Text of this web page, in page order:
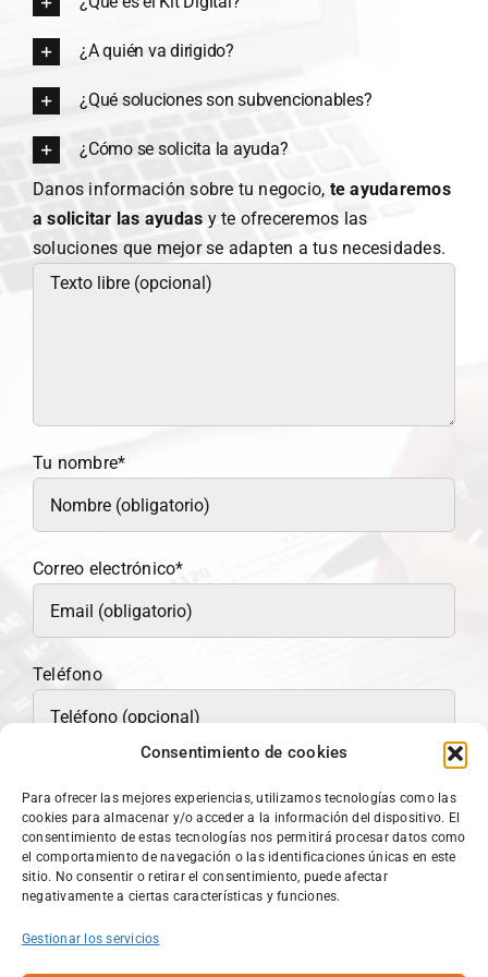
Consentimiento de cookies
Para ofrecer las mejores experiencias, utilizamos tecnologías como las
cookies para almacenar y/o acceder a la información del dispositivo. El
consentimiento de estas tecnologías nos permitirá procesar datos como
el comportamiento de navegación o las identificaciones únicas en este
sitio. No consentir o retirar el consentimiento, puede afectar
negativamente a ciertas características y funciones.
Gestionar los servicios
¿A quién va dirigido?
¿Qué soluciones son subvencionables?
¿Cómo se solicita la ayuda?
Danos información sobre tu negocio, te ayudaremos
a solicitar las ayudas y te ofreceremos las
soluciones que mejor se adapten a tus necesidades.
Tu nombre*
Correo electrónico*
Teléfono
privacidad.
Acepto recibir información comercial.